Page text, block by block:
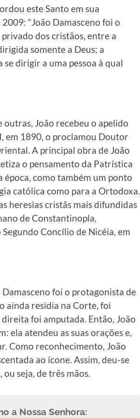
este Santo em sua
“João Damasceno foi o
dos cristãos, entre a
somente a Deus; a
dirigir a uma pessoa à qual
João recebeu o apelido
em 1890, o proclamou Doutor
A principal obra de João
o pensamento da Patrística
época, como também um ponto
católica como para a Ortodoxa.
heresias cristãs mais difundidas
de Constantinopla,
Concílio de Nicéia, em
foi o protagonista de
ainda residia na Corte, foi
foi amputada. Então, João
ela atendeu as suas orações e,
Como reconhecimento, João
ao ícone. Assim, deu-se
seja, de três mãos.
a Nossa Senhora: